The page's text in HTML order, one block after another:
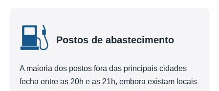
Postos de abastecimento
A maioria dos postos fora das principais cidades
fecha entre as 20h e as 21h, embora existam locais